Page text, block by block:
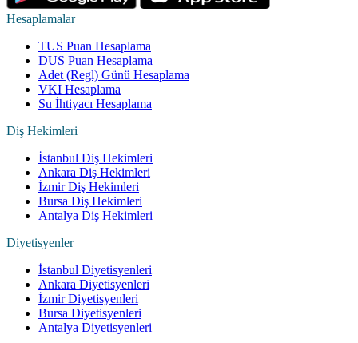
Hesaplamalar
TUS Puan Hesaplama
DUS Puan Hesaplama
Adet (Regl) Günü Hesaplama
VKI Hesaplama
Su İhtiyacı Hesaplama
Diş Hekimleri
İstanbul Diş Hekimleri
Ankara Diş Hekimleri
İzmir Diş Hekimleri
Bursa Diş Hekimleri
Antalya Diş Hekimleri
Diyetisyenler
İstanbul Diyetisyenleri
Ankara Diyetisyenleri
İzmir Diyetisyenleri
Bursa Diyetisyenleri
Antalya Diyetisyenleri